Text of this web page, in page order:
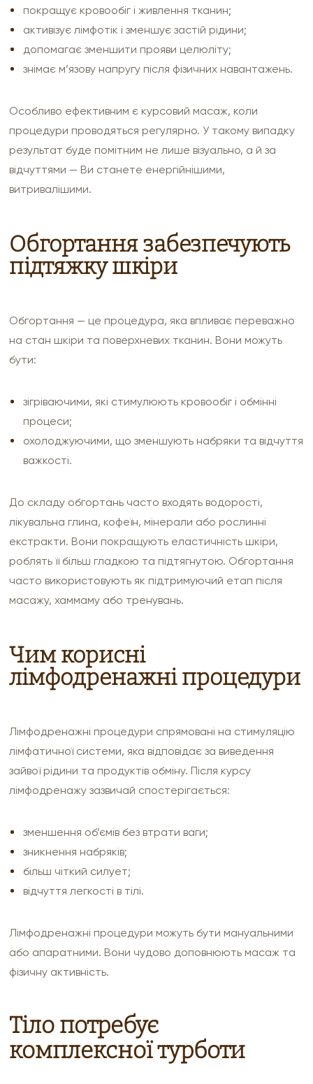
покращує кровообіг і живлення тканин;
активізує лімфотік і зменшує застій рідини;
допомагає зменшити прояви целюліту;
знімає м’язову напругу після фізичних навантажень.
Особливо ефективним є курсовий масаж, коли
процедури проводяться регулярно. У такому випадку
результат буде помітним не лише візуально, а й за
відчуттями — Ви станете енергійнішими,
витривалішими.
Обгортання забезпечують
підтяжку шкіри
Обгортання — це процедура, яка впливає переважно
на стан шкіри та поверхневих тканин. Вони можуть
бути:
зігріваючими, які стимулюють кровообіг і обмінні
процеси;
охолоджуючими, що зменшують набряки та відчуття
важкості.
До складу обгортань часто входять водорості,
лікувальна глина, кофеїн, мінерали або рослинні
екстракти. Вони покращують еластичність шкіри,
роблять її більш гладкою та підтягнутою. Обгортання
часто використовують як підтримуючий етап після
масажу, хаммаму або тренувань.
Чим корисні
лімфодренажні процедури
Лімфодренажні процедури спрямовані на стимуляцію
лімфатичної системи, яка відповідає за виведення
зайвої рідини та продуктів обміну. Після курсу
лімфодренажу зазвичай спостерігається:
зменшення об’ємів без втрати ваги;
зникнення набряків;
більш чіткий силует;
відчуття легкості в тілі.
Лімфодренажні процедури можуть бути мануальними
або апаратними. Вони чудово доповнюють масаж та
фізичну активність.
Тіло потребує
комплексної турботи